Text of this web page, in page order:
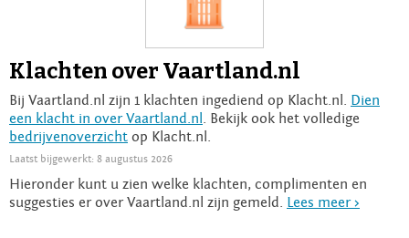
Login
Klachten over Vaartland.nl
Bij Vaartland.nl zijn 1 klachten ingediend op Klacht.nl. Dien
een klacht in over Vaartland.nl
. Bekijk ook het volledige
bedrijvenoverzicht op Klacht.nl.
Laatst bijgewerkt: 8 augustus 2026
Hieronder kunt u zien welke klachten, complimenten en
suggesties er over Vaartland.nl zijn gemeld. Lees meer >